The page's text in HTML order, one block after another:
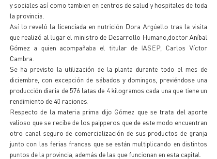
y sociales así como tambien en centros de salud y hospitales de toda
la provincia.
Así lo reveló la licenciada en nutrición Dora Argúello tras la visita
que realizó al lugar el ministro de Desarrollo Humano,doctor Aníbal
Gómez a quien acompañaba el titular de IASEP, Carlos Víctor
Cambra.
Se ha previsto la utilización de la planta durante todo el mes de
diciembre, con excepción de sábados y domingos, previéndose una
producción diaria de 576 latas de 4 kilogramos cada una que tiene un
rendimiento de 40 raciones.
Respecto de la materia prima dijo Gómez que se trata del aporte
valioso que se recibe de los paipperos que de este modo encuentran
otro canal seguro de comercialización de sus productos de granja
junto con las ferias francas que se están multiplicando en distintos
puntos de la provincia, además de las que funcionan en esta capital.